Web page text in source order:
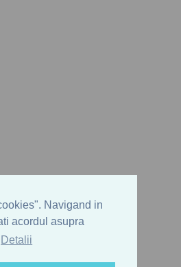
Navigand in
acordul asupra
Detalii